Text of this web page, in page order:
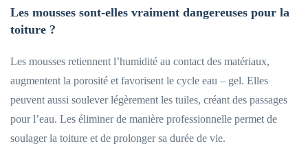
Les mousses sont-elles vraiment dangereuses pour la
toiture ?
Les mousses retiennent l’humidité au contact des matériaux,
augmentent la porosité et favorisent le cycle eau – gel. Elles
peuvent aussi soulever légèrement les tuiles, créant des passages
pour l’eau. Les éliminer de manière professionnelle permet de
soulager la toiture et de prolonger sa durée de vie.